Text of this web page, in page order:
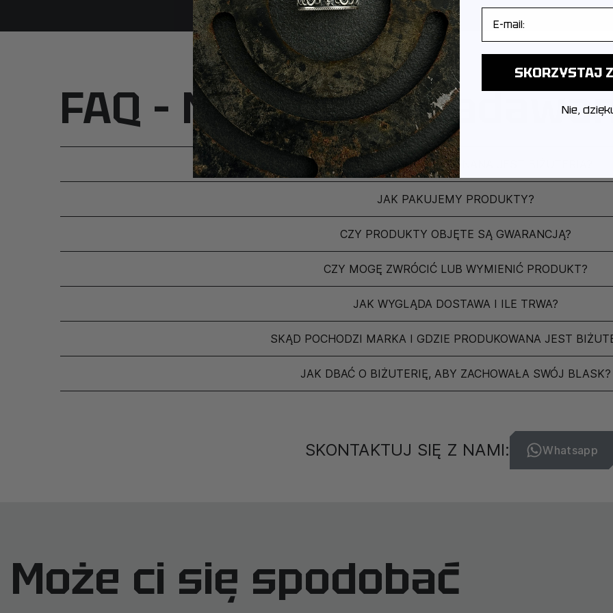
FAQ – Najczęściej
Z JAKIEGO METALU WYKONANA JEST BIŻUTERIA?
JAK PAKUJEMY PRODUKTY?
CZY PRODUKTY OBJĘTE SĄ GWARANCJĄ?
CZY MOGĘ ZWRÓCIĆ LUB WYMIENIĆ PRODUKT?
JAK WYGLĄDA DOSTAWA I ILE TRWA?
SKĄD POCHODZI MARKA I GDZIE PRODUKOWANA JEST
JAK DBAĆ O BIŻUTERIĘ, ABY ZACHOWAŁA SWÓJ BLASK?
SKONTAKTUJ SIĘ Z NAMI: Whatsapp
Może ci się spodobać
SKORZYSTAJ
Nie,